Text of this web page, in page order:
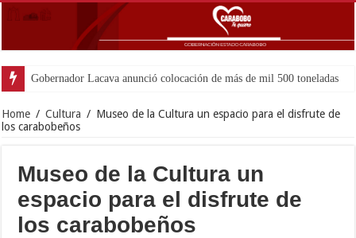
Home / Cultura / Museo de la Cultura un espacio para el disfrute de
los carabobeños
Museo de la Cultura un
espacio para el disfrute de
los carabobeños